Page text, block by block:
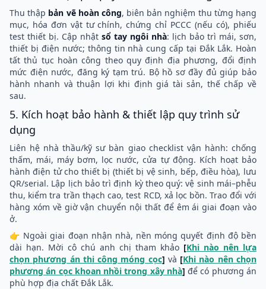
Thu thập bản vẽ hoàn công, biên bản nghiệm thu từng hạng
mục, hóa đơn vật tư chính, chứng chỉ PCCC (nếu có), phiếu
test thiết bị. Cập nhật sổ tay ngôi nhà: lịch bảo trì mái, sơn,
thiết bị điện nước; thông tin nhà cung cấp tại Đắk Lắk. Hoàn
tất thủ tục hoàn công theo quy định địa phương, đổi định
mức điện nước, đăng ký tạm trú. Bộ hồ sơ đầy đủ giúp bảo
hành nhanh và thuận lợi khi định giá tài sản, thế chấp về
sau.
5. Kích hoạt bảo hành & thiết lập quy trình sử
dụng
Liên hệ nhà thầu/kỹ sư bàn giao checklist vận hành: chống
thấm, mái, máy bơm, lọc nước, cửa tự động. Kích hoạt bảo
hành điện tử cho thiết bị (thiết bị vệ sinh, bếp, điều hòa), lưu
QR/serial. Lập lịch bảo trì định kỳ theo quý: vệ sinh mái–phễu
thu, kiểm tra trần thạch cao, test RCD, xả lọc bồn. Trao đổi với
hàng xóm về giờ vận chuyển nội thất để êm ái giai đoạn vào
ở.
👉 Ngoài giai đoạn nhận nhà, nền móng quyết định độ bền
dài hạn. Mời cô chú anh chị tham khảo [Khi nào nên lựa
chọn phương án thi công móng cọc] và [Khi nào nên chọn
phương án cọc khoan nhồi trong xây nhà] để có phương án
phù hợp địa chất Đắk Lắk.